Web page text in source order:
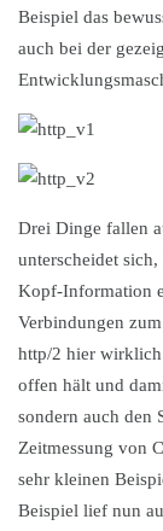
Beispiel das
auch bei der
Drei Dinge fallen
unterscheidet
Kopf-Information
Verbindungen
http/2 hier wirklich
offen hält und
sondern auch den
Zeitmessung von
sehr kleinen
Beispiel lief nun